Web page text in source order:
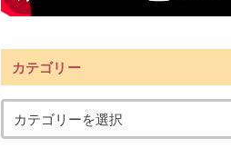
カテゴリー